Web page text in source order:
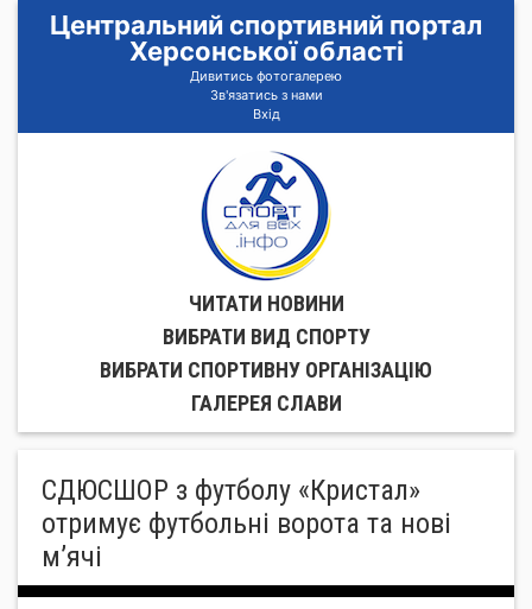
Центральний спортивний портал
Херсонської області
Дивитись фотогалерею
Зв'язатись з нами
Вхід
ЧИТАТИ НОВИНИ
ВИБРАТИ ВИД СПОРТУ
ВИБРАТИ СПОРТИВНУ ОРГАНIЗАЦIЮ
ГАЛЕРЕЯ СЛАВИ
СДЮСШОР з футболу «Кристал»
отримує футбольні ворота та нові
м’ячі